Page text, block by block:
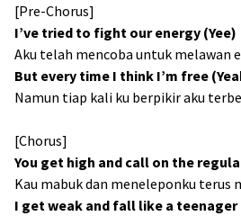
[Pre-Chorus]
I’ve tried to fight our energy (Yee)
Aku telah mencoba untuk melawan
But every time I think I’m free
Namun tiap kali ku berpikir aku
[Chorus]
You get high and call on the
Kau mabuk dan meneleponku terus
I get weak and fall like a teenager